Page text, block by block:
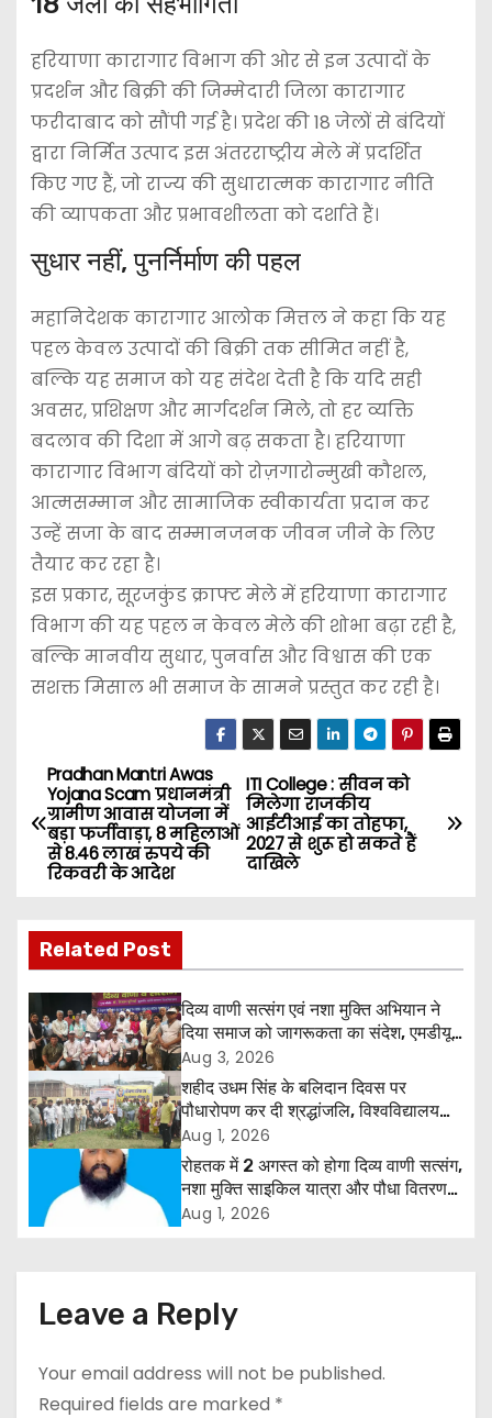
हरियाणा कारागार विभाग की ओर से इन उत्पादों के
प्रदर्शन और बिक्री की जिम्मेदारी जिला कारागार
फरीदाबाद को सौंपी गई है। प्रदेश की 18 जेलों से बंदियों
द्वारा निर्मित उत्पाद इस अंतरराष्ट्रीय मेले में प्रदर्शित
किए गए हैं, जो राज्य की सुधारात्मक कारागार नीति
की व्यापकता और प्रभावशीलता को दर्शाते हैं।
सुधार नहीं, पुनर्निर्माण की पहल
महानिदेशक कारागार आलोक मित्तल ने कहा कि यह
पहल केवल उत्पादों की बिक्री तक सीमित नहीं है,
बल्कि यह समाज को यह संदेश देती है कि यदि सही
अवसर, प्रशिक्षण और मार्गदर्शन मिले, तो हर व्यक्ति
बदलाव की दिशा में आगे बढ़ सकता है। हरियाणा
कारागार विभाग बंदियों को रोज़गारोन्मुखी कौशल,
आत्मसम्मान और सामाजिक स्वीकार्यता प्रदान कर
उन्हें सजा के बाद सम्मानजनक जीवन जीने के लिए
तैयार कर रहा है।
इस प्रकार, सूरजकुंड क्राफ्ट मेले में हरियाणा कारागार
विभाग की यह पहल न केवल मेले की शोभा बढ़ा रही है,
बल्कि मानवीय सुधार, पुनर्वास और विश्वास की एक
सशक्त मिसाल भी समाज के सामने प्रस्तुत कर रही है।
P
o
s
t
n
a
v
i
g
a
n
ITI College : सीवन को
मिलेगा राजकीय
आईटीआई का तोहफा,
2027 से शुरू हो सकते हैं
दाखिले
Pradhan Mantri Awas
Yojana Scam प्रधानमंत्री
ग्रामीण आवास योजना में
बड़ा फर्जीवाड़ा, 8 महिलाओं
से 8.46 लाख रुपये की
रिकवरी के आदेश
Related Post
दिव्य वाणी सत्संग एवं नशा मुक्ति अभियान ने
दिया समाज को जागरूकता का संदेश, एमडीयू
रोहतक में हजारों लोगों ने लिया संकल्प
Aug 3, 2026
शहीद उधम सिंह के बलिदान दिवस पर
पौधारोपण कर दी श्रद्धांजलि, विश्वविद्यालय
और राजपत्रित अवकाश बहाल करने की उठी
मांग
Aug 1, 2026
रोहतक में 2 अगस्त को होगा दिव्य वाणी सत्संग,
नशा मुक्ति साइकिल यात्रा और पौधा वितरण
कार्यक्रम
Aug 1, 2026
Leave a Reply
Your email address will not be published.
Required fields are marked *